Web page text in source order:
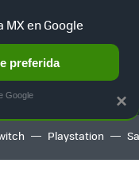
TERRITORIO
Playstation
×
MX en Google
preferida
Google